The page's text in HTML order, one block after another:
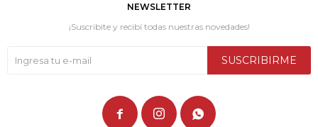
NEWSLETTER
¡Suscribite y recibí todas nuestras novedades!
SUSCRIBIRME
  